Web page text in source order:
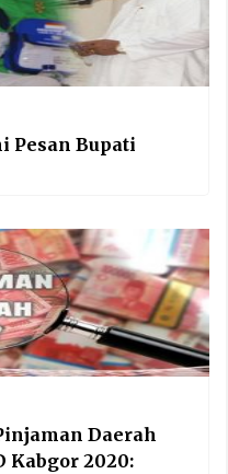
Pesan Bupati
Daerah
Kabgor 2020: